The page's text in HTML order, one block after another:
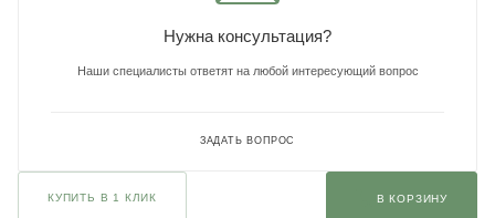
Нужна консультация?
Наши специалисты ответят на любой интересующий вопрос
ЗАДАТЬ ВОПРОС
КУПИТЬ В 1 КЛИК В КОРЗИНУ